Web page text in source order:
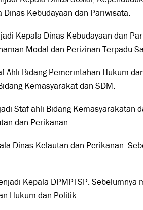
Kebudayaan dan Pariwisata.
Kepala Dinas Kebudayaan dan
Modal dan Perizinan Terpadu
Ahli Bidang Pemerintahan Hukum
Kemasyarakat dan SDM.
Staf ahli Bidang Kemasyarakatan
dan Perikanan.
Dinas Kelautan dan Perikanan.
Kepala DPMPTSP. Sebelumnya
Hukum dan Politik.